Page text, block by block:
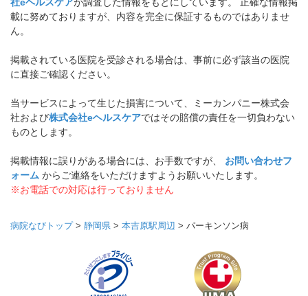
載に努めておりますが、内容を完全に保証するものではありませ
ん。
掲載されている医院を受診される場合は、事前に必ず該当の医院
に直接ご確認ください。
当サービスによって生じた損害について、ミーカンパニー株式会
社および株式会社eヘルスケアではその賠償の責任を一切負わない
ものとします。
掲載情報に誤りがある場合には、お手数ですが、 お問い合わせフ
ォーム からご連絡をいただけますようお願いいたします。
※お電話での対応は行っておりません
病院なびトップ> 静岡県 > 本吉原駅周辺 > パーキンソン病